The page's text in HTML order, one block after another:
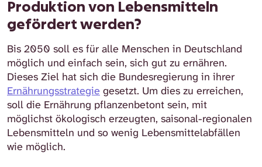
Produktion von Lebensmitteln
gefördert werden?
Bis 2050 soll es für alle Menschen in Deutschland
möglich und einfach sein, sich gut zu ernähren.
Dieses Ziel hat sich die Bundesregierung in ihrer
Ernährungsstrategie gesetzt. Um dies zu erreichen,
soll die Ernährung pflanzenbetont sein, mit
möglichst ökologisch erzeugten, saisonal-regionalen
Lebensmitteln und so wenig Lebensmittelabfällen
wie möglich.